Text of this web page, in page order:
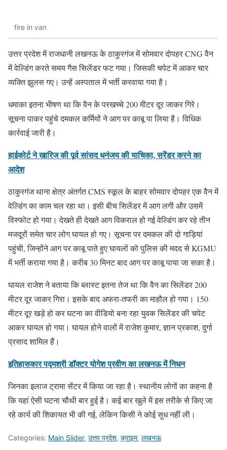
fire in van
उत्तर प्रदेश में राजधानी लखनऊ के ठाकुरगंज में सोमवार दोपहर CNG वैन
में वेल्डिंग करते समय गैस सिलेंडर फट गया। जिसकी चपेट में आकर चार
व्यक्ति झुलस गए। उन्हें अस्पताल में भर्ती करवाया गया है।
धमाका इतना भीषण था कि वैन के परखच्चे 200 मीटर दूर जाकर गिरे।
सूचना पाकर पहुंचे दमकल कर्मियों ने आग पर काबू पा लिया है। विधिक
कार्रवाई जारी है।
हाईकोर्ट ने खारिज की पूर्व सांसद धनंजय की याचिका, सरेंडर करने का
आदेश
ठाकुरगंज थाना क्षेत्र अंतर्गत CMS स्कूल के बाहर सोमवार दोपहर एक वैन में
वेल्डिंग का काम चल रहा था। इसी बीच सिलेंडर में आग लगी और उसमें
विस्फोट हो गया। देखते ही देखते आग विकराल हो गई वेल्डिंग कर रहे तीन
मजदूरों समेत चार लोग घायल हो गए। सूचना पर दमकल की दो गाड़ियां
पहुंची, जिन्होंने आग पर काबू पाते हुए घायलों को पुलिस की मदद से KGMU
में भर्ती कराया गया है। करीब 30 मिनट बाद आग पर काबू पाया जा सका है।
घायल राजेश ने बताया कि ब्लास्ट इतना तेज था कि वैन का सिलेंडर 200
मीटर दूर जाकर गिरा। इसके बाद अफरा-तफरी का माहौल हो गया। 150
मीटर दूर खड़े हो कर घटना का वीडियो बना रहा युवक सिलेंडर की चपेट
आकर घायल हो गया। घायल होने वालों में राजेश कुमार, ज्ञान प्रकाश, दुर्गा
प्रसाद शामिल हैं।
इतिहासकार पद्मश्री डॉक्टर योगेश प्रवीण का लखनऊ में निधन
जिनका इलाज ट्रामा सेंटर में किया जा रहा है। स्थानीय लोगों का कहना है
कि यहां ऐसी घटना चौथी बार हुई है। कई बार खुले में इस तरीके से किए जा
रहे कार्य की शिकायत भी की गई, लेकिन किसी ने कोई सुध नहीं ली।
Categories: Main Slider, उत्तर प्रदेश, क्राइम, लखनऊ